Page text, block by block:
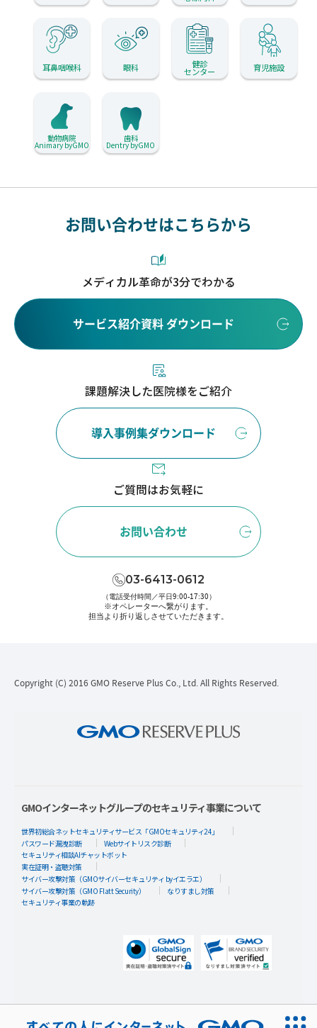
耳鼻咽喉科 眼科 健診
センター 育児施設
動物病院
Animary byGMO
歯科
Dentry byGMO
お問い合わせはこちらから
メディカル革命が3分でわかる
サービス紹介資料 ダウンロード
課題解決した医院様をご紹介
導入事例集ダウンロード
ご質問はお気軽に
お問い合わせ
03-6413-0612
（電話受付時間／平日9:00-17:30）
※オペレーターへ繋がります。
担当より折り返しさせていただきます。
Copyright (C) 2016 GMO Reserve Plus Co., Ltd. All Rights Reserved.
GMOインターネットグループのセキュリティ事業について
世界初総合ネットセキュリティサービス「GMOセキュリティ24」
パスワード漏洩診断
Webサイトリスク診断
セキュリティ相談AIチャットボット
実在証明・盗聴対策
サイバー攻撃対策（GMOサイバーセキュリティ byイエラエ）
サイバー攻撃対策（GMO Flatt Security）
なりすまし対策
セキュリティ事業の軌跡